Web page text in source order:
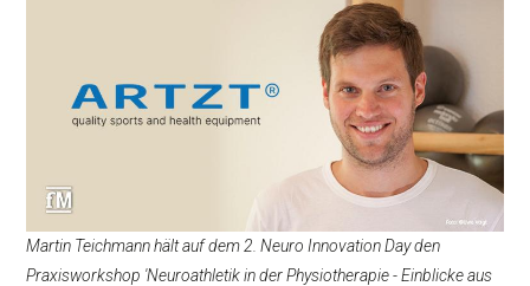
Martin Teichmann hält auf dem 2. Neuro Innovation Day den
Praxisworkshop 'Neuroathletik in der Physiotherapie - Einblicke aus